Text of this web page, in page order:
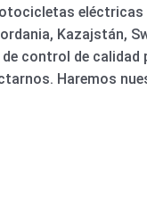
Kazajstán,
control de
Haremos